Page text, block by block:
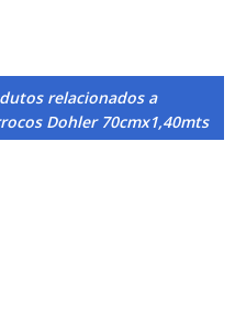
relacionados a
Dohler 70cmx1,40mts